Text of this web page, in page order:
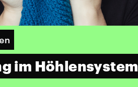
im Höhlensystem